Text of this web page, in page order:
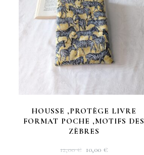
HOUSSE ,PROTÈGE LIVRE
FORMAT POCHE ,MOTIFS DES
ZÈBRES
12,00€ LE
10,00 €LE